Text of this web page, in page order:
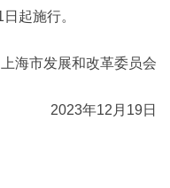
起施行。
市发展和改革委员会
2023年12月19日